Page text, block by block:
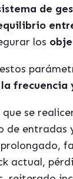
de
los
frecuencia
que se
de entradas
actual,